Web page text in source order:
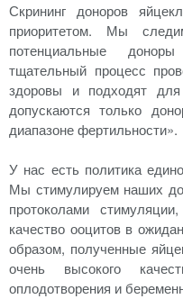
Скрининг доноров
приоритетом. Мы
потенциальные
тщательный процесс
здоровы и подходят
допускаются только
диапазоне фертильности».
У нас есть политика
Мы стимулируем наших
протоколами
качество ооцитов в
образом, полученные
очень высокого
оплодотворения и